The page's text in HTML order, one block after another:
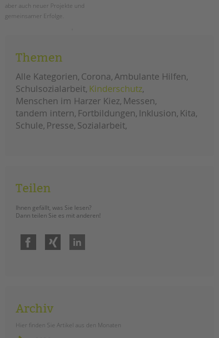
schoolcoach BTL
tandem international
Stellenangebote
tandem als Arbeitgeberin
NEWS/BLOG
unkuerzbar
Briefe an Kai
Impressum
Datenschutz
Hinweisgebersystem
Intranet
aber auch neuer Projekte und
gemeinsamer Erfolge.
ist
da
jetzt
lesen!
Themen
Alle Kategorien Corona Ambulante Hilfen
Schulsozialarbeit Kinderschutz
Menschen im Harzer Kiez Messen
tandem intern Fortbildungen Inklusion Kita
Schule Presse Sozialarbeit
Teilen
Ihnen gefällt, was Sie lesen?
Dann teilen Sie es mit anderen!
Facebook
Archiv
Hier finden Sie Artikel aus den Monaten